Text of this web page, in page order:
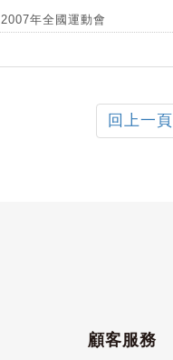
2007年全國運動會
回上一頁
顧客服務